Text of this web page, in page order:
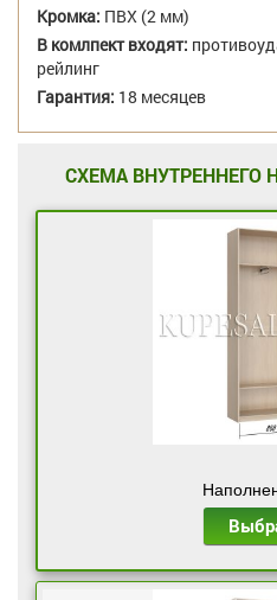
Кромка: ПВХ (2 мм)
В комлпект входят:
рейлинг
Гарантия: 18 месяцев
СХЕМА ВНУТРЕННЕГО